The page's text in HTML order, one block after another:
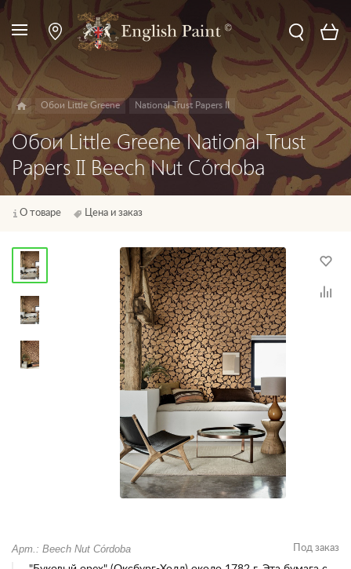
Обои Little Greene National Trust Papers II
Обои Little Greene National Trust
Papers II Beech Nut Córdoba
О товаре Цена и заказ
Арт.: Beech Nut Córdoba Под заказ